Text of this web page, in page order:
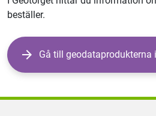
beställer.
Gå till geodataprodukterna